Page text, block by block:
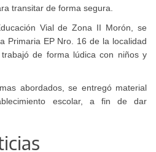
transitar de forma segura.
Vial de Zona II Morón, se
Primaria EP Nro. 16 de la localidad
de forma lúdica con niños y
abordados, se entregó material
escolar, a fin de dar